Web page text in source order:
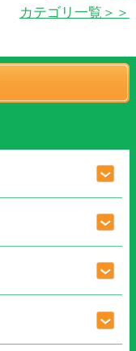
カテゴリ一覧＞＞